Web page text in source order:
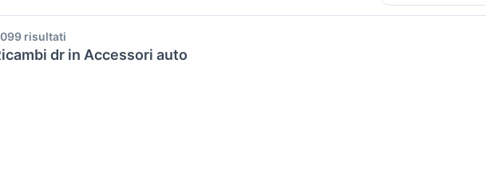
risultati
dr in Accessori auto